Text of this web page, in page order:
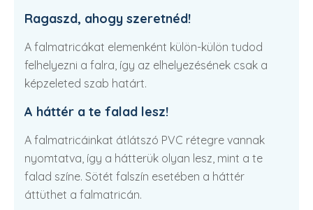
Ragaszd, ahogy szeretnéd!
A falmatricákat elemenként külön-külön tudod
felhelyezni a falra, így az elhelyezésének csak a
képzeleted szab határt.
A háttér a te falad lesz!
A falmatricáinkat átlátszó PVC rétegre vannak
nyomtatva, így a hátterük olyan lesz, mint a te
falad színe. Sötét falszín esetében a háttér
áttüthet a falmatricán.